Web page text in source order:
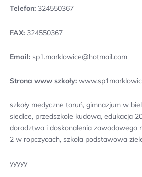
Telefon: 324550367
FAX: 324550367
Email: sp1.marklowice@hotmail.com
Strona www szkoły:
szkoły medyczne toruń, gimnazjum w
siedlce, przedszkole kudowa, edukacja
doradztwa i doskonalenia zawodowego
2 w ropczycach, szkoła podstawowa
yyyyy